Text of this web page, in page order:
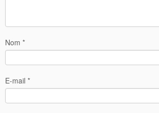
Nom *
E-mail *